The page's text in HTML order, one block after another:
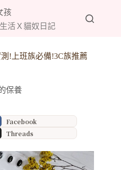
孩
活Ｘ貓奴日記
!上班族必備!3C族推薦
保養
Facebook
Threads